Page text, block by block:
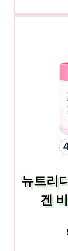
뉴트리
겐